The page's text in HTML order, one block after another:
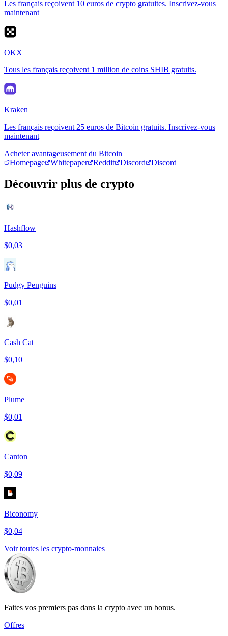
Les français reçoivent 10 euros de crypto gratuites. Inscrivez-vous
maintenant
OKX
Tous les français reçoivent 1 million de coins SHIB gratuits.
Kraken
Les français reçoivent 25 euros de Bitcoin gratuits. Inscrivez-vous
maintenant
Acheter avantageusement du Bitcoin
Homepage
Whitepaper Reddit Discord Discord
Découvrir plus de crypto
Hashflow
$0,03
Pudgy Penguins
$0,01
Cash Cat
$0,10
Plume
$0,01
Canton
$0,09
Biconomy
$0,04
Voir toutes les crypto-monnaies
Faites vos premiers pas dans la crypto avec un bonus.
Offres